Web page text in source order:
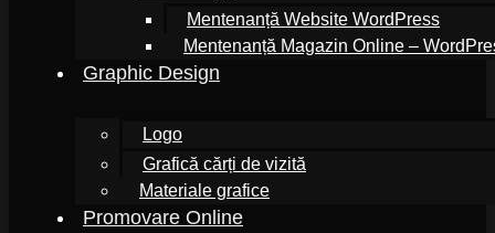
Mentenanță Website WordPress
Mentenanță Magazin Online –
Graphic Design
Logo
Grafică cărți de vizită
Materiale grafice
Promovare Online